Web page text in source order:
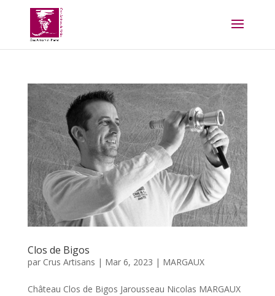
Clos de Bigos
par Crus Artisans | Mar 6, 2023 | MARGAUX
Château Clos de Bigos Jarousseau Nicolas MARGAUX